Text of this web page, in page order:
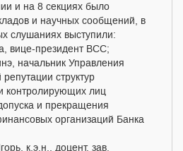
и на 8 секциях было
и научных сообщений, в
слушаниях выступили:
вице-президент ВСС;
начальник Управления
структур
контролирующих лиц
и прекращения
организаций Банка
к.э.н., доцент, зав.